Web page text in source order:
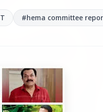
#hema committee